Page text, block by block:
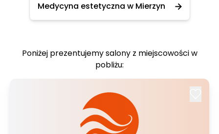
Medycyna estetyczna w Mierzyn
Poniżej prezentujemy salony z miejscowości w
pobliżu: